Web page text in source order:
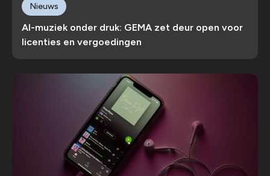
AI-muziek onder druk: GEMA zet deur open voor
licenties en vergoedingen
Nieuws